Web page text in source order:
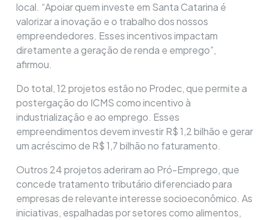
local. “Apoiar quem investe em Santa Catarina é
valorizar a inovação e o trabalho dos nossos
empreendedores. Esses incentivos impactam
diretamente a geração de renda e emprego”,
afirmou.
Do total, 12 projetos estão no Prodec, que permite a
postergação do ICMS como incentivo à
industrialização e ao emprego. Esses
empreendimentos devem investir R$ 1,2 bilhão e gerar
um acréscimo de R$ 1,7 bilhão no faturamento.
Outros 24 projetos aderiram ao Pró-Emprego, que
concede tratamento tributário diferenciado para
empresas de relevante interesse socioeconômico. As
iniciativas, espalhadas por setores como alimentos,